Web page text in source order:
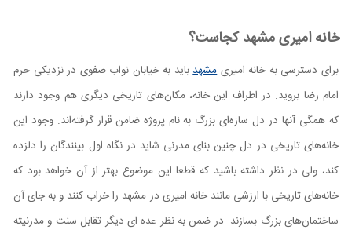
خانه امیری مشهد کجاست؟
برای دسترسی به خانه امیریمشهدباید به خیابان نواب صفوی در نزدیکی حرم
امام رضا بروید. در اطراف این خانه، مکان‌‌های تاریخی دیگری هم وجود دارند
که همگی آنها در دل سازه‌ای بزرگ به نام پروژه ضامن قرار گرفته‌اند. وجود این
خانه‌‌های تاریخی در دل چنین بنای مدرنی شاید در نگاه اول بینندگان را دلزده
کند، ولی در نظر داشته باشید که قطعا این موضوع بهتر از آن خواهد بود که
خانه‌‌های تاریخی با ارزشی مانند خانه امیری در مشهد را خراب کنند و به جای آن
ساختمان‌‌های بزرگ بسازند. در ضمن به نظر عده ای دیگر تقابل سنت و مدرنیته